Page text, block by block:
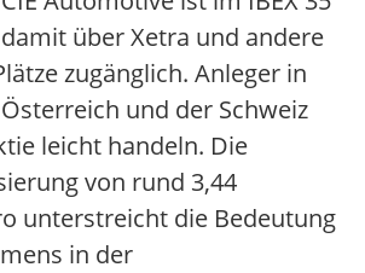
über Xetra und andere
zugänglich. Anleger in
und der Schweiz
leicht handeln. Die
von rund 3,44
unterstreicht die Bedeutung
in der